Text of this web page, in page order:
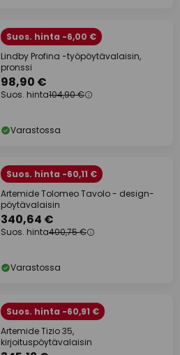
Suos. hinta -6,00 €
Lindby Profina -työpöytävalaisin,
pronssi
98,90 €
Suos. hinta104,90 €
Varastossa
Suos. hinta -60,11 €
Artemide Tolomeo Tavolo - design-
pöytävalaisin
340,64 €
Suos. hinta400,75 €
Varastossa
Suos. hinta -60,91 €
Artemide Tizio 35,
kirjoituspöytävalaisin